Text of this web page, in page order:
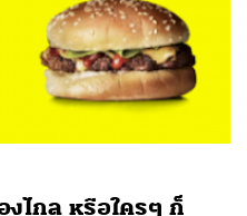
ไกล หรือใครๆ ก็